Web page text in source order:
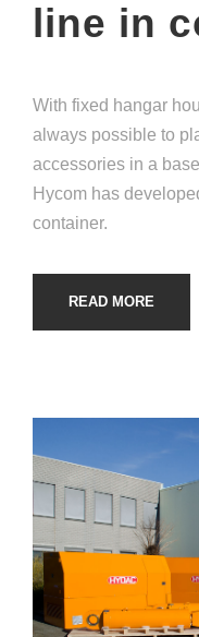
line in
With fixed hangar
always possible to
accessories in a
Hycom has
container.
READ MORE